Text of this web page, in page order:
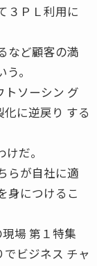
３ＰＬ利用に
など顧客の満
。
トソーシン グ
に逆戻り する
だ。
らが自社に適
身につけるこ
場 第１特集
ビジネス チャ